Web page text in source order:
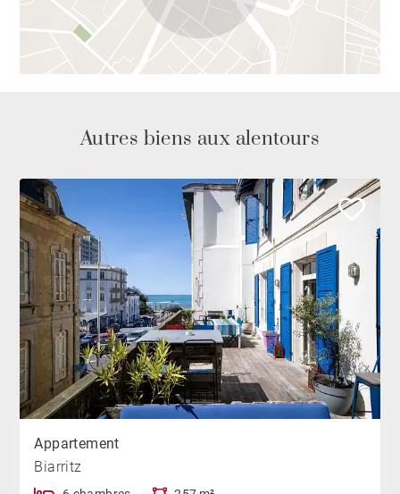
Autres biens aux alentours
Appartement
Biarritz